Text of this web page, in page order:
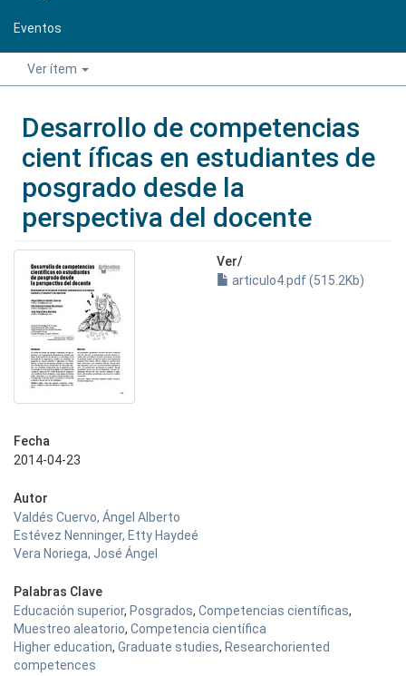
Eventos
Ver ítem
Desarrollo de competencias
cient íficas en estudiantes de
posgrado desde la
perspectiva del docente
Ver/
articulo4.pdf (515.2Kb)
Fecha
2014-04-23
Autor
Valdés Cuervo, Ángel Alberto
Estévez Nenninger, Etty Haydeé
Vera Noriega, José Ángel
Palabras Clave
Educación superior, Posgrados, Competencias científicas,
Muestreo aleatorio, Competencia científica
Higher education, Graduate studies, Researchoriented
competences